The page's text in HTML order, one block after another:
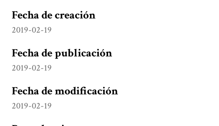
Fecha de creación
2019-02-19
Fecha de publicación
2019-02-19
Fecha de modificación
2019-02-19